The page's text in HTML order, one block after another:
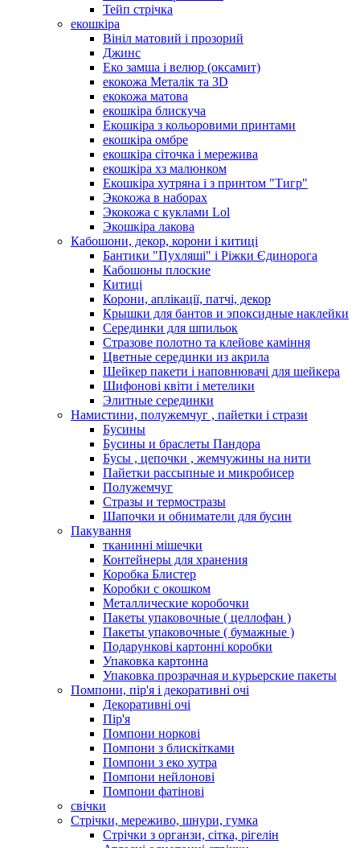
Тейп стрічка
екошкіра
Вініл матовий і прозорий
Джинс
Еко замша і велюр (оксамит)
екокожа Металік та 3D
екокожа матова
екошкіра блискуча
Екошкіра з кольоровими принтами
екошкіра омбре
екошкіра сіточка і мережива
екошкіра хз малюнком
Екошкіра хутряна і з принтом "Тигр"
Экокожа в наборах
Экокожа с куклами Lol
Экошкiра лакова
Кабошони, декор, корони і китиці
Бантики "Пухляші" і Ріжки Єдинорога
Кабошоны плоские
Китиці
Корони, аплікації, патчі, декор
Крышки для бантов и эпоксидные наклейки
Серединки для шпильок
Стразове полотно та клейове каміння
Цветные серединки из акрила
Шейкер пакети і наповнювачі для шейкера
Шифонові квіти і метелики
Элитные серединки
Намистини, полужемчуг , пайетки і стрази
Бусины
Бусины и браслеты Пандора
Бусы , цепочки , жемчужины на нити
Пайетки рассыпные и микробисер
Полужемчуг
Стразы и термостразы
Шапочки и обниматели для бусин
Пакування
тканинні мішечки
Контейнеры для хранения
Коробка Блистер
Коробки с окошком
Металлические коробочки
Пакеты упаковочные ( целлофан )
Пакеты упаковочные ( бумажные )
Подарункові картонні коробки
Упаковка картонна
Упаковка прозрачная и курьерские пакеты
Помпони, пір'я і декоративні очі
Декоративні очі
Пір'я
Помпони норкові
Помпони з блискітками
Помпони з еко хутра
Помпони нейлонові
Помпони фатінові
свічки
Стрічки, мереживо, шнури, гумка
Стрічки з органзи, сітка, рігелін